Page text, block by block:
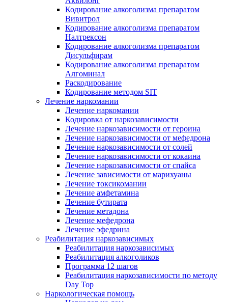
Кодирование алкоголизма препаратом
Вивитрол
Кодирование алкоголизма препаратом
Налтрексон
Кодирование алкоголизма препаратом
Дисульфирам
Кодирование алкоголизма препаратом
Алгоминал
Раскодирование
Кодирование методом SIT
Лечение наркомании
Лечение наркомании
Кодировка от наркозависимости
Лечение наркозависимости от героина
Лечение наркозависимости от мефедрона
Лечение наркозависимости от солей
Лечение наркозависимости от кокаина
Лечение наркозависимости от спайса
Лечение зависимости от марихуаны
Лечение токсикомании
Лечение амфетамина
Лечение бутирата
Лечение метадона
Лечение мефедрона
Лечение эфедрина
Реабилитация наркозависимых
Реабилитация наркозависимых
Реабилитация алкоголиков
Программа 12 шагов
Реабилитация наркозависимости по методу
Day Top
Наркологическая помощь